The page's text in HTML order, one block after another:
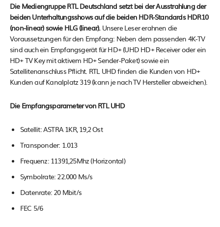
Die Mediengruppe RTL Deutschland setzt bei der Ausstrahlung der
beiden Unterhaltungsshows auf die beiden HDR-Standards HDR10
(non-linear) sowie HLG (linear).Unsere Leser erahnen die
Voraussetzungen für den Empfang: Neben dem passenden 4K-TV
sind auch ein Empfangsgerät für HD+ (UHD HD+ Receiver oder ein
HD+ TV Key mit aktivem HD+ Sender-Paket) sowie ein
Satellitenanschluss Pflicht. RTL UHD finden die Kunden von HD+
Kunden auf Kanalplatz 319 (kann je nach TV Hersteller abweichen).
Die Empfangsparameter von RTL UHD
Satellit: ASTRA 1KR, 19,2 Ost
Transponder: 1.013
Frequenz: 11391,25Mhz (Horizontal)
Symbolrate: 22.000 Ms/s
Datenrate: 20 Mbit/s
FEC 5/6